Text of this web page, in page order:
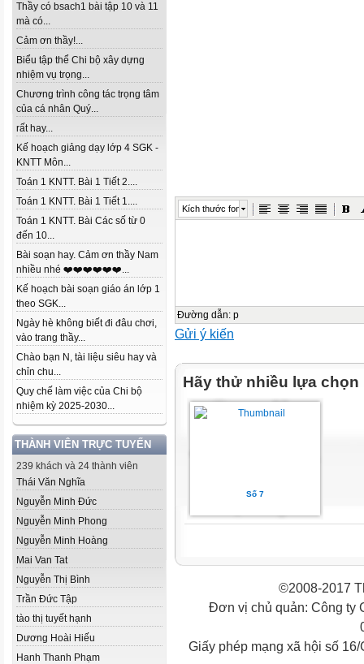
Thầy có bsach1 bài tập 10 và 11
mà có...
Cảm ơn thầy!...
Biểu tập thể Chi bộ xây dựng
nhiệm vụ trọng...
Chương trình công tác trọng tâm
của cá nhân Quý...
rất hay...
Kế hoạch giảng dạy lớp 4 SGK -
KNTT Môn...
Toán 1 KNTT. Bài 1 Tiết 2....
Toán 1 KNTT. Bài 1 Tiết 1....
Toán 1 KNTT. Bài Các số từ 0
đến 10...
Bài soạn hay. Cảm ơn thầy Nam
nhiều nhé ❤️❤️❤️❤️❤️❤️...
Kế hoạch bài soạn giáo án lớp 1
theo SGK...
Ngày hè không biết đi đâu chơi,
vào trang thầy...
Chào bạn N, tài liệu siêu hay và
chỉn chu...
Quy chế làm việc của Chi bộ
nhiệm kỳ 2025-2030...
THÀNH VIÊN TRỰC TUYẾN
239 khách và 24 thành viên
Thái Văn Nghĩa
Nguyễn Minh Đức
Nguyễn Minh Phong
Nguyễn Minh Hoàng
Mai Van Tat
Nguyễn Thị Bình
Trần Đức Tập
tào thị tuyết hạnh
Dương Hoài Hiếu
Hanh Thanh Phạm
Kích thước font
Đường dẫn: p
Gửi ý kiến
Hãy thử nhiều lựa chọn
Số 7
©2008-2017
Đơn vị chủ quản: Công ty
Giấy phép mạng xã hội số